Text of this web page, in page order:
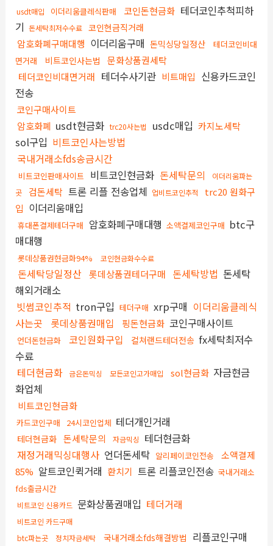
usdt매입
이더리움클레식판매 코인돈현금화 테더코인추척피하
기 돈세탁최저수수료 코인현금직거래
암호화폐구매대행 이더리움구매 돈믹싱당일정산
테더코인비대
면거래
비트코인사는법
문화상품권세탁
테더코인비대면거래 테더수사기관 비트매입 신용카드코인
전송
코인구매사이트
암호화폐 usdt현금화 trc20사는법 usdc매입 카지노세탁
sol구입 비트코인사는방법
국내거래소fds송금시간
비트코인판매사이트 비트코인현금화 돈세탁문의
이더리움파는
곳
검돈세탁 트론 리플 전송업체 업비트코인추적
trc20 원화구
입 이더리움매입
휴대폰결제테더구매 암호화폐구매대행 소액결제코인구매 btc구
매대행
롯데상품권현금화94% 코인현금화수수료
돈세탁당일정산 롯데상품권테더구매 돈세탁방법 돈세탁
해외거래소
빗썸코인추적 tron구입 테더구매 xrp구매 이더리움클레식
사는곳
롯데상품권매입 핑돈현금화 코인구매사이트
언더돈현금화 코인원화구입 컬쳐랜드테더전송 fx세탁최저수
수료
테더현금화
금은돈믹싱 모든코인고가매입 sol현금화 자금현금
화업체
비트코인현금화
카드코인구매 24시코인업체 테더개인거래
테더현금화 돈세탁문의 자금믹싱
테더현금화
재정거래믹싱대행사 언더돈세탁 알리페이코인전송
소액결제
85% 알트코인퀵거래 환치기 트론 리플코인전송 국내거래소
fds출금시간
비트코인 신용카드 문화상품권매입 테더거래
비트코인 카드구매
btc파는곳
정치자금세탁 국내거래소fds해결방법 리플코인구매